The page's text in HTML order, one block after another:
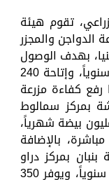
تقوم هيئة
الدواجن والمجزر
بهدف الوصول
بالطاقة الإنتاجية إلى 1.8 مليون طائر سنوياً، وإتاحة 240
كفاءة مزرعة
بمركز سمالوط
لتحقيق طاقة إنتاجية إلى 1.6 مليون بيضة شهرياً،
مباشرة، بالإضافة
بمركز دراو
بأسوان، بطاقة إجمالية 450 ألف طائر سنوياً، ويوفر 350